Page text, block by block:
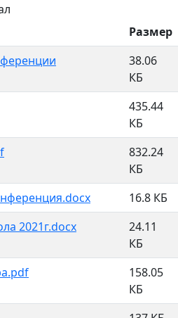
Размер
38.06
КБ
435.44
КБ
832.24
КБ
16.8 КБ
2021г.docx
24.11
КБ
158.05
КБ